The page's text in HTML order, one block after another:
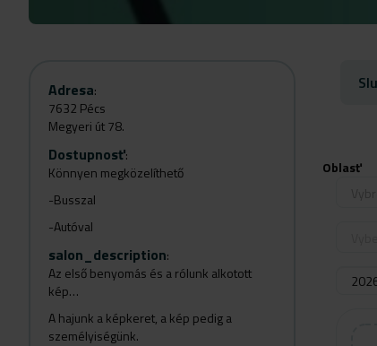
Adresa:
7632 Pécs
Megyeri út 78.
Dostupnosť:
Könnyen megközelíthető
-Busszal
-Autóval
salon_description:
Az első benyomás és a rólunk alkotott
kép…
A hajunk a képkeret, a kép pedig a
személyiségünk.
Oblasť